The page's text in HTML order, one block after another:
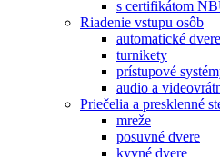
s certifikátom
Riadenie vstupu osôb
automatické dvere
turnikety
prístupové
audio a
Priečelia a presklenné
mreže
posuvné dvere
kyvné dvere